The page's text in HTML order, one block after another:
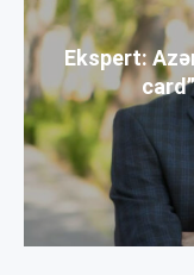
Ekspert: